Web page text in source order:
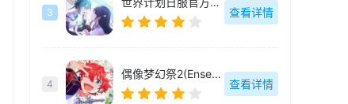
3 查看详情
4
偶像梦幻祭2(Ensemble Stars Music)国际版-3.4.7504
查看详情